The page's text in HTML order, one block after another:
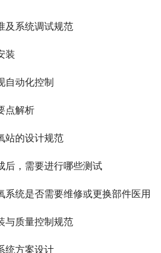
及系统调试规范
装
自动化控制
点解析
站的设计规范
后，需要进行哪些测试
系统是否需要维修或更换部件医用
与质量控制规范
统方案设计